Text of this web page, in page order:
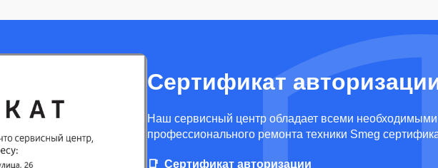
Сертификат
Наш сервисный центр обладает всеми
профессионального ремонта техники Smeg
Сертификат авторизации